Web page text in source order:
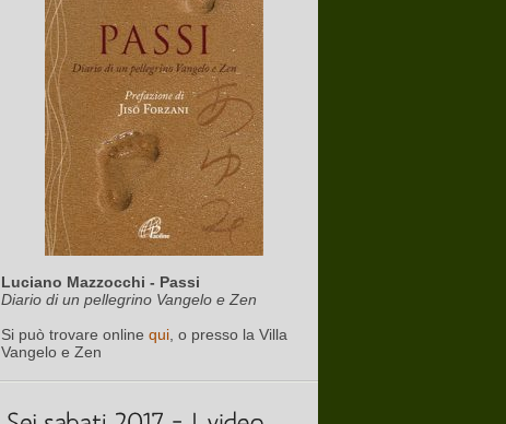
Luciano Mazzocchi - Passi
Diario di un pellegrino Vangelo e Zen
Si può trovare online qui , o presso la Villa
Vangelo e Zen